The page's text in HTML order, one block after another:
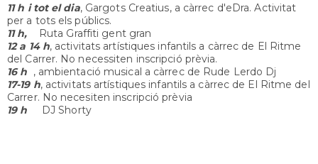
11 h i tot el dia, Gargots Creatius, a càrrec d'eDra. Activitat
per a tots els públics.
11 h,
Ruta Graffiti gent gran
12 a 14 h, activitats artístiques infantils a càrrec de El Ritme
del Carrer. No necessiten inscripció prèvia.
16 h , ambientació musical a càrrec de Rude Lerdo Dj
17-19 h, activitats artístiques infantils a càrrec de El Ritme del
Carrer. No necesiten inscripció prèvia
19 h DJ Shorty